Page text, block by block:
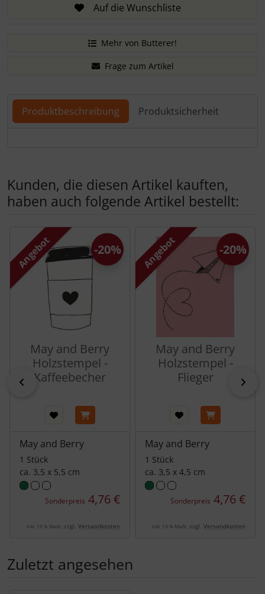
Auf die Wunschliste
Mehr von Butterer!
Frage zum Artikel
Produktbeschreibung Produktsicherheit
Kunden, die diesen Artikel kauften,
haben auch folgende Artikel bestellt:
Es folgt ein Produktslider - navigieren Sie mit der Tab-
zurück
Angebot
May and Berry
Holzstempel -
Kaffeebecher
May and Berry
1 Stück
ca. 3,5 x 5,5 cm
Sonderpreis 4,76 €
-20%
inkl. 19 % MwSt. zzgl. Versandkosten
Angebot
May and Berry
Holzstempel -
Flieger
May and Berry
1 Stück
ca. 3,5 x 4,5 cm
Sonderpreis 4,76 €
-20%
inkl. 19 % MwSt. zzgl. Versandkosten
Zuletzt angesehen